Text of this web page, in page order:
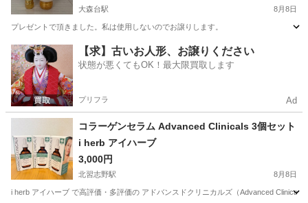
大森台駅 8月8日
プレゼントで頂きました。私は使用しないのでお譲りします。
千葉 千葉市 大森台駅 コスメ/ヘルスケア
【求】古いお人形、お譲りください
状態が悪くてもOK！最大限買取します
プリフラ Ad
コラーゲンセラム Advanced Clinicals 3個セット
i herb アイハーブ
3,000円
北習志野駅 8月8日
i herb アイハーブ で高評価・多評価の アドバンスドクリニカルズ（Advanced